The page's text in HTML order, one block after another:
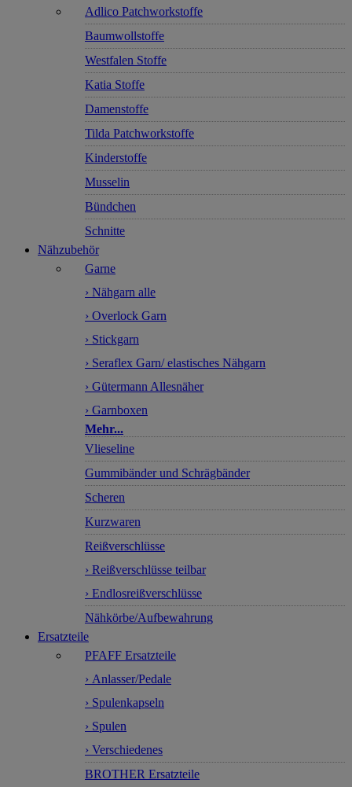
Adlico Patchworkstoffe
Baumwollstoffe
Westfalen Stoffe
Katia Stoffe
Damenstoffe
Tilda Patchworkstoffe
Kinderstoffe
Musselin
Bündchen
Schnitte
Nähzubehör
Garne
› Nähgarn alle
› Overlock Garn
› Stickgarn
› Seraflex Garn/ elastisches Nähgarn
› Gütermann Allesnäher
› Garnboxen
Mehr...
Vlieseline
Gummibänder und Schrägbänder
Scheren
Kurzwaren
Reißverschlüsse
› Reißverschlüsse teilbar
› Endlosreißverschlüsse
Nähkörbe/Aufbewahrung
Ersatzteile
PFAFF Ersatzteile
› Anlasser/Pedale
› Spulenkapseln
› Spulen
› Verschiedenes
BROTHER Ersatzteile